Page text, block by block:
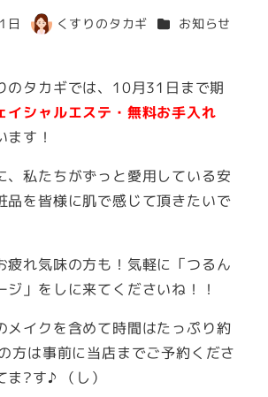
日
著
くすりのタカギ カテゴリー
お知らせ
のタカギでは、10月31日まで期
イシャルエステ・無料お手入れ
ます！
、私たちがずっと愛用している安
品を皆様に肌で感じて頂きたいで
疲れ気味の方も！気軽に「つるん
ジ」をしに来てくださいね！！
メイクを含めて時間はたっぷり約
方は事前に当店までご予約くださ
ま?す♪ （し）